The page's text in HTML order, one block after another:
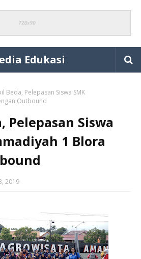
Edukasi
Beda, Pelepasan Siswa SMK
Outbound
Pelepasan Siswa
1 Blora
2019